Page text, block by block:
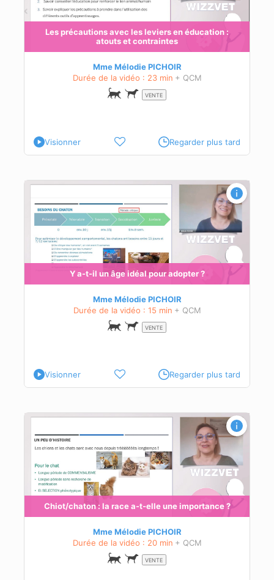
Les précautions avec les leviers en éducation :
atouts et contraintes
Mme Mélodie PICHOIR
Durée de la vidéo : 23 min + QCM
VENTE
Visionner Regarder plus tard
Y a-t-il un âge idéal pour adopter ?
Mme Mélodie PICHOIR
Durée de la vidéo : 15 min + QCM
VENTE
Visionner Regarder plus tard
Chiot/chaton : la race a-t-elle une importance ?
Mme Mélodie PICHOIR
Durée de la vidéo : 20 min + QCM
VENTE